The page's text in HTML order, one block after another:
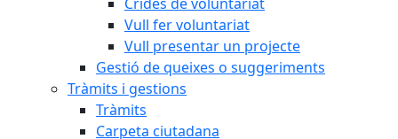
Vull fer voluntariat
Vull presentar un projecte
Gestió de queixes o suggeriments
Tràmits i gestions
Tràmits
Carpeta ciutadana